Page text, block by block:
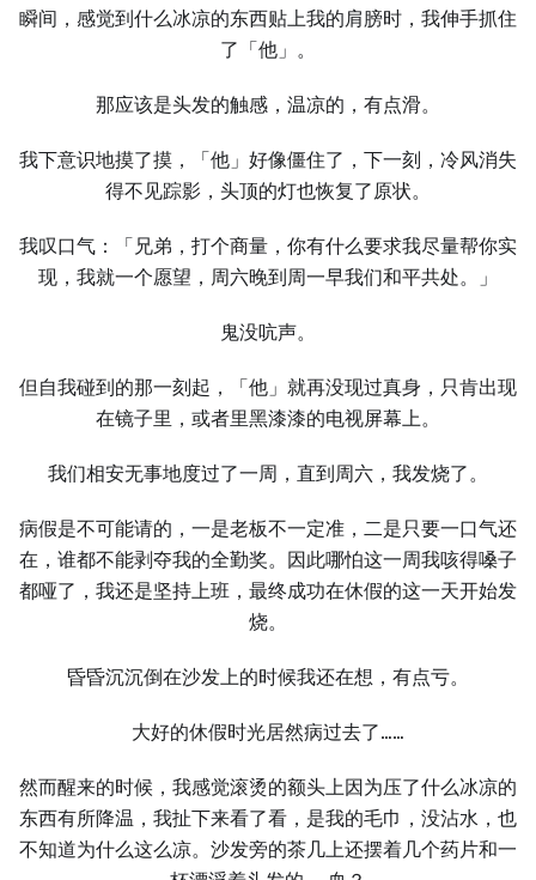
瞬间，感觉到什么冰凉的东西贴上我的肩膀时，我伸手抓住
了「他」。
那应该是头发的触感，温凉的，有点滑。
我下意识地摸了摸，「他」好像僵住了，下一刻，冷风消失
得不见踪影，头顶的灯也恢复了原状。
我叹口气：「兄弟，打个商量，你有什么要求我尽量帮你实
现，我就一个愿望，周六晚到周一早我们和平共处。」
鬼没吭声。
但自我碰到的那一刻起，「他」就再没现过真身，只肯出现
在镜子里，或者里黑漆漆的电视屏幕上。
我们相安无事地度过了一周，直到周六，我发烧了。
病假是不可能请的，一是老板不一定准，二是只要一口气还
在，谁都不能剥夺我的全勤奖。因此哪怕这一周我咳得嗓子
都哑了，我还是坚持上班，最终成功在休假的这一天开始发
烧。
昏昏沉沉倒在沙发上的时候我还在想，有点亏。
大好的休假时光居然病过去了……
然而醒来的时候，我感觉滚烫的额头上因为压了什么冰凉的
东西有所降温，我扯下来看了看，是我的毛巾，没沾水，也
不知道为什么这么凉。沙发旁的茶几上还摆着几个药片和一